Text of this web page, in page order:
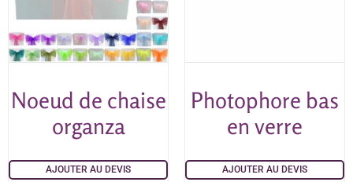
Noeud de chaise
organza
AJOUTER AU DEVIS
Photophore bas
en verre
AJOUTER AU DEVIS